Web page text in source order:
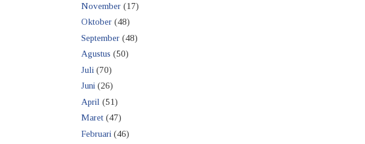
November (17)
Oktober (48)
September (48)
Agustus (50)
Juli (70)
Juni (26)
April (51)
Maret (47)
Februari (46)